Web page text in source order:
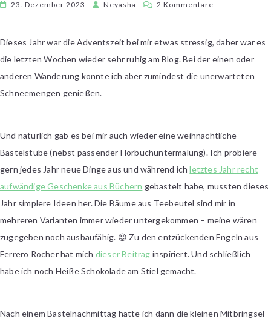
23. Dezember 2023 Neyasha 2 Kommentare
Dieses Jahr war die Adventszeit bei mir etwas stressig, daher war es
die letzten Wochen wieder sehr ruhig am Blog. Bei der einen oder
anderen Wanderung konnte ich aber zumindest die unerwarteten
Schneemengen genießen.
Und natürlich gab es bei mir auch wieder eine weihnachtliche
Bastelstube (nebst passender Hörbuchuntermalung). Ich probiere
gern jedes Jahr neue Dinge aus und während ichletztes Jahr recht
aufwändige Geschenke aus Büchern gebastelt habe, mussten dieses
Jahr simplere Ideen her. Die Bäume aus Teebeutel sind mir in
mehreren Varianten immer wieder untergekommen – meine wären
zugegeben noch ausbaufähig. 😉 Zu den entzückenden Engeln aus
Ferrero Rocher hat mich dieser Beitrag inspiriert. Und schließlich
habe ich noch Heiße Schokolade am Stiel gemacht.
Nach einem Bastelnachmittag hatte ich dann die kleinen Mitbringsel